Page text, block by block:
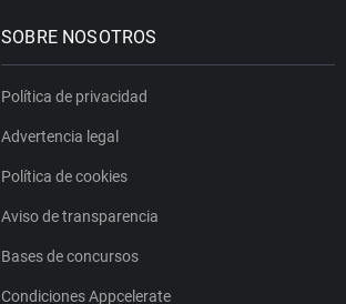
SOBRE NOSOTROS
Política de privacidad
Advertencia legal
Política de cookies
Aviso de transparencia
Bases de concursos
Condiciones Appcelerate